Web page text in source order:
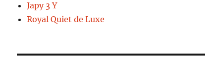
Japy 3 Y
Royal Quiet de Luxe